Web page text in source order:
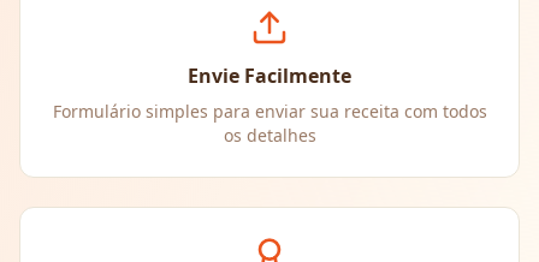
Envie Facilmente
Formulário simples para enviar sua receita com todos
os detalhes